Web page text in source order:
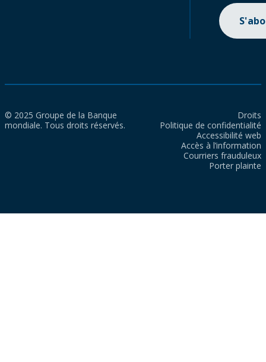
© 2025 Groupe de la Banque
mondiale. Tous droits réservés.
Droits
Politique de confidentialité
Accessibilité web
Accès à l’information
Courriers frauduleux
Porter plainte